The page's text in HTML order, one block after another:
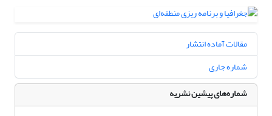
مقالات آماده انتشار
شماره جاری
شماره‌های پیشین نشریه